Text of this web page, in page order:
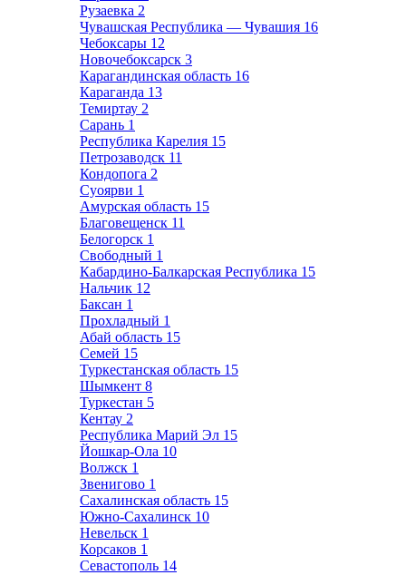
Рузаевка 2
Чувашская Республика — Чувашия 16
Чебоксары 12
Новочебоксарск 3
Карагандинская область 16
Караганда 13
Темиртау 2
Сарань 1
Республика Карелия 15
Петрозаводск 11
Кондопога 2
Суоярви 1
Амурская область 15
Благовещенск 11
Белогорск 1
Свободный 1
Кабардино-Балкарская Республика 15
Нальчик 12
Баксан 1
Прохладный 1
Абай область 15
Семей 15
Туркестанская область 15
Шымкент 8
Туркестан 5
Кентау 2
Республика Марий Эл 15
Йошкар-Ола 10
Волжск 1
Звенигово 1
Сахалинская область 15
Южно-Сахалинск 10
Невельск 1
Корсаков 1
Севастополь 14